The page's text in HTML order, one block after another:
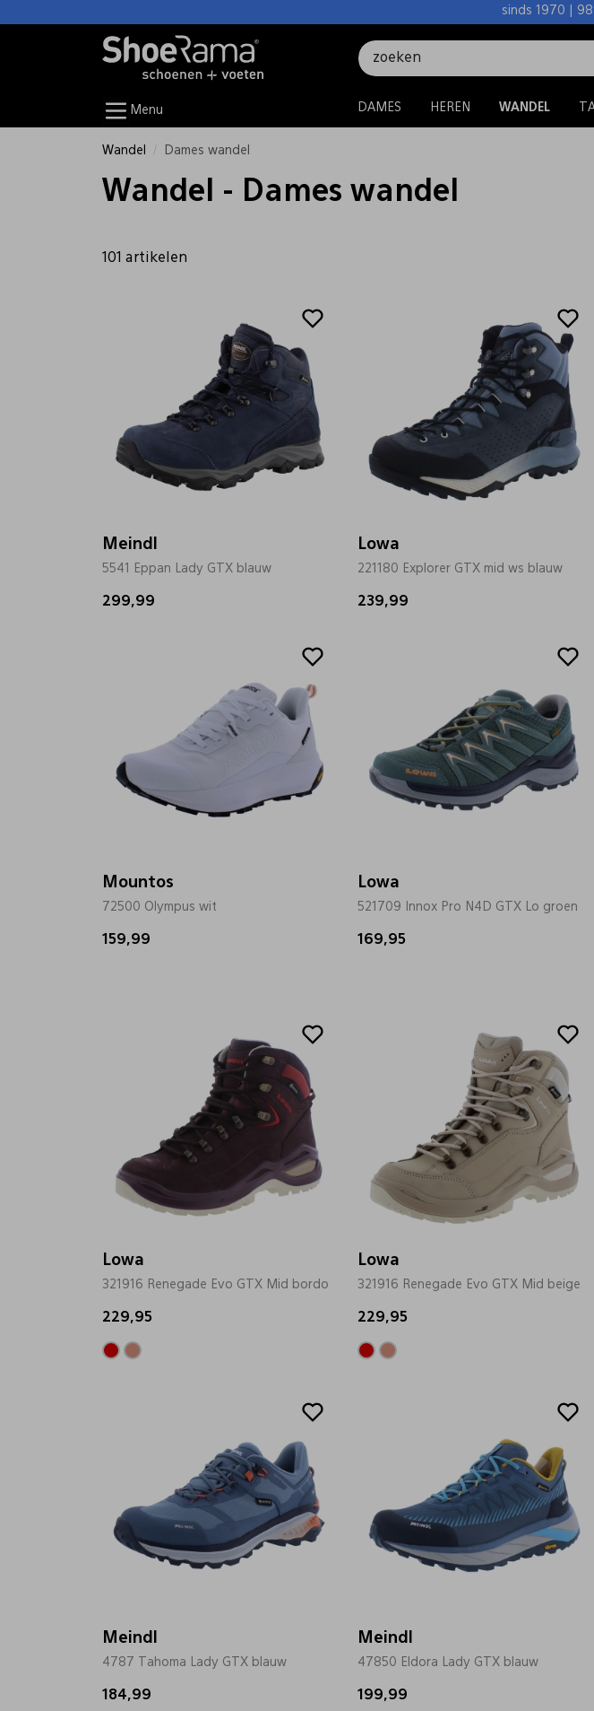
sinds 1970 |
Menu DAMES HEREN WANDEL
Wandel Dames wandel
Wandel - Dames wandel
101 artikelen
Meindl
5541 Eppan Lady GTX blauw
299,99
Lowa
221180 Explorer GTX mid ws blauw
239,99
Mountos
72500 Olympus wit
159,99
Lowa
521709 Innox Pro N4D GTX Lo groen
169,95
Lowa
321916 Renegade Evo GTX Mid bordo
229,95
Lowa
321916 Renegade Evo GTX Mid beige
229,95
Meindl
4787 Tahoma Lady GTX blauw
184,99
Meindl
47850 Eldora Lady GTX blauw
199,99